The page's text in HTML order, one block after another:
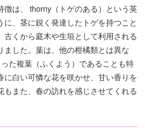
徴は、 thorny（トゲのある）という英
に、茎に鋭く発達したトゲを持つこと
古くから庭木や生垣として利用される
ました。葉は、他の柑橘類とは異な
た複葉（ふくよう）であることも特
に白い可憐な花を咲かせ、甘い香りを
もまた、春の訪れを感じさせてくれる